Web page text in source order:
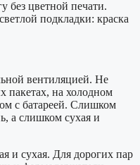
без цветной печати.
подкладки: краска
вентиляцией. Не
пакетах, на холодном
с батареей. Слишком
а слишком сухая и
и сухая. Для дорогих пар